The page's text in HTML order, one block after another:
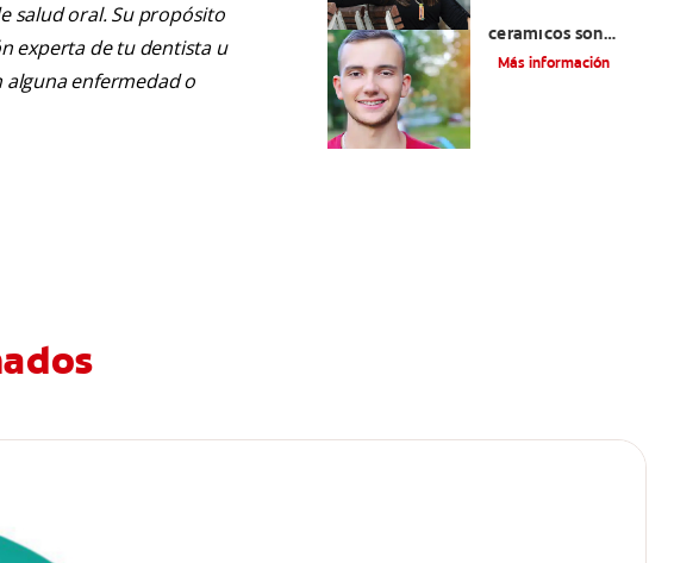
salud oral. Su propósito
experta de tu dentista u
enfermedad o
cerámicos son
adecuados para usted?
Más información